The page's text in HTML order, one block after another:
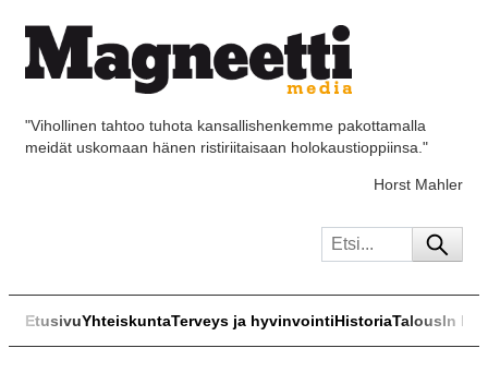
"Vihollinen tahtoo tuhota kansallishenkemme pakottamalla
meidät uskomaan hänen ristiriitaisaan holokaustioppiinsa."
Horst Mahler
EtusivuYhteiskuntaTerveys ja hyvinvointiHistoriaTalousIn